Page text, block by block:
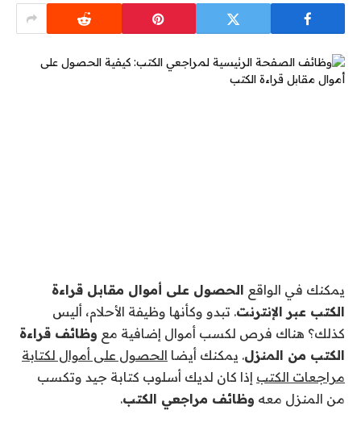
يمكنك في الواقع الحصول على أموال مقابل قراءة
الكتب عبر الإنترنت. تبدو وكأنها وظيفة الأحلام، أليس
كذلك؟ هناك فرص لكسب أموال إضافية مع وظائف قراءة
الكتب من المنزل. يمكنك أيضا الحصول على أموال لكتابة
مراجعات الكتب إذا كان لديك أسلوب كتابة جيد وتكسب
من المنزل معه وظائف مراجعي الكتب.